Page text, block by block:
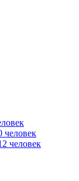
человек
человек